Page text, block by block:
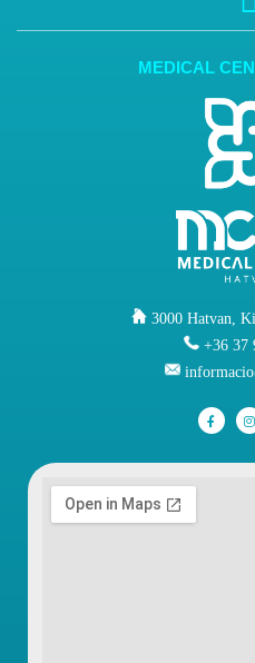
MEDICAL
3000 Hatvan,
+36 37